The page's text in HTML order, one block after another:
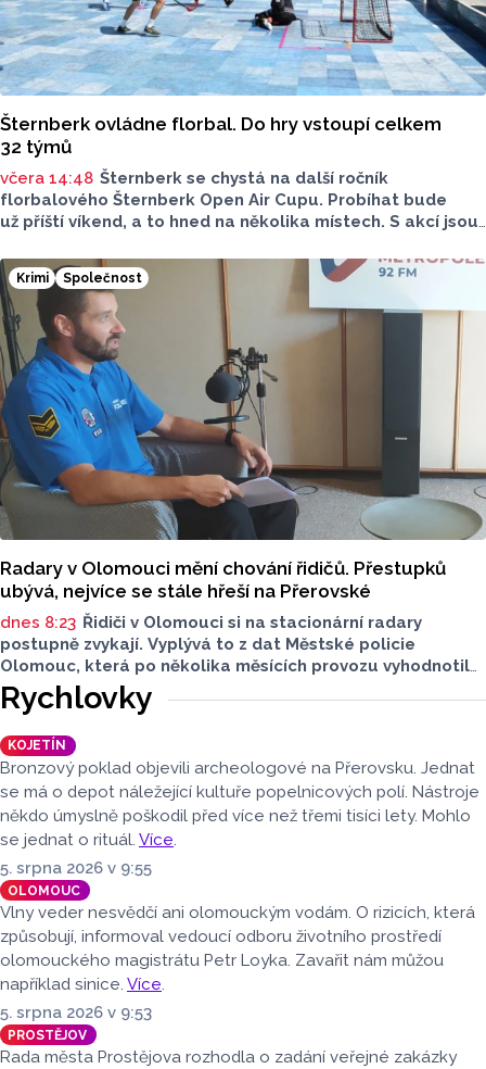
Šternberk ovládne florbal. Do hry vstoupí celkem
32 týmů
včera 14:48 Šternberk se chystá na další ročník
florbalového Šternberk Open Air Cupu. Probíhat bude
už příští víkend, a to hned na několika místech. S akcí jsou
favorita?
Krimi Společnost
Radary v Olomouci mění chování řidičů. Přestupků
ubývá, nejvíce se stále hřeší na Přerovské
dnes 8:23 Řidiči v Olomouci si na stacionární radary
postupně zvykají. Vyplývá to z dat Městské policie
Olomouc, která po několika měsících provozu vyhodnotila
situaci na třech nejnovějších měřicích místech. Počet
zaznamenaných přestupků zde oproti prvním měsícům
výrazně klesl, v některých lokalitách až o polovinu.
O dopravě, ale i o případech, která musela Městská
policie Olomouc (MPO) řešit mluvil v pocastu Radia
Metropole s Tomášem Gottwaldem mluvčí MPO Petr
Čunderle.
Rychlovky
KOJETÍN
Bronzový poklad objevili archeologové na Přerovsku. Jednat
se má o depot náležející kultuře popelnicových polí. Nástroje
někdo úmyslně poškodil před více než třemi tisíci lety. Mohlo
se jednat o rituál. Více.
5. srpna 2026 v 9:55
OLOMOUC
Vlny veder nesvědčí ani olomouckým vodám. O rizicích, která
způsobují, informoval vedoucí odboru životního prostředí
olomouckého magistrátu Petr Loyka. Zavařit nám můžou
například sinice. Více.
5. srpna 2026 v 9:53
PROSTĚJOV
Rada města Prostějova rozhodla o zadání veřejné zakázky